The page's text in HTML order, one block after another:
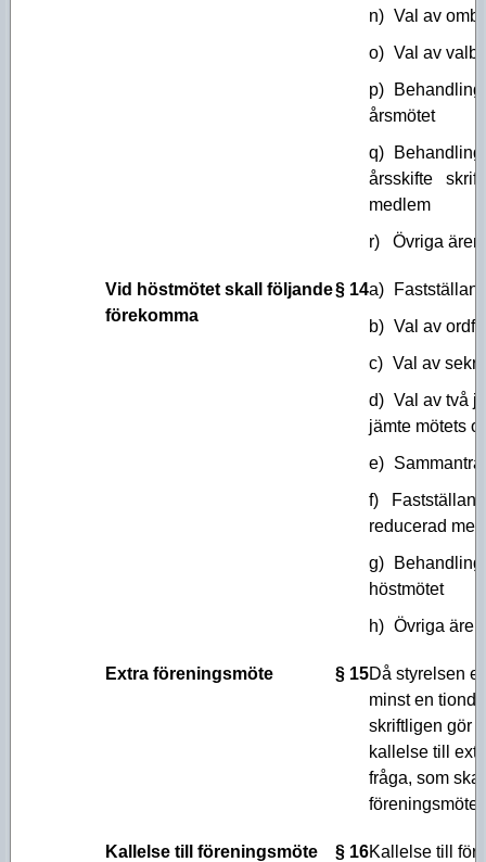
n) Val av
o) Val av
p)
årsmötet
q)
årsskifte
medlem
r)
Övriga
Vid höstmötet skall följande
förekomma
§ 14a)
b) Val av
c) Val av
d) Val av två
jämte mötets
e)
f)
reducerad
g)
höstmötet
h) Övriga
Extra föreningsmöte § 15Då styrelsen
minst en
skriftligen gör
kallelse till
fråga, som
föreningsmöte
Kallelse till föreningsmöte § 16Kallelse till